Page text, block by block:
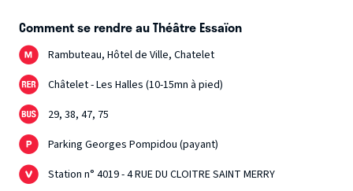
Comment se rendre au Théâtre Essaïon
Rambuteau, Hôtel de Ville, Chatelet
Châtelet - Les Halles (10-15mn à pied)
29, 38, 47, 75
Parking Georges Pompidou (payant)
Station n° 4019 - 4 RUE DU CLOITRE SAINT MERRY